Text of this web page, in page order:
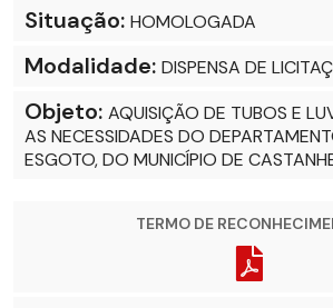
Situação: HOMOLOGADA
Modalidade: DISPENSA DE
Objeto: AQUISIÇÃO DE TUBOS E
AS NECESSIDADES DO
ESGOTO, DO MUNICÍPIO DE
TERMO DE